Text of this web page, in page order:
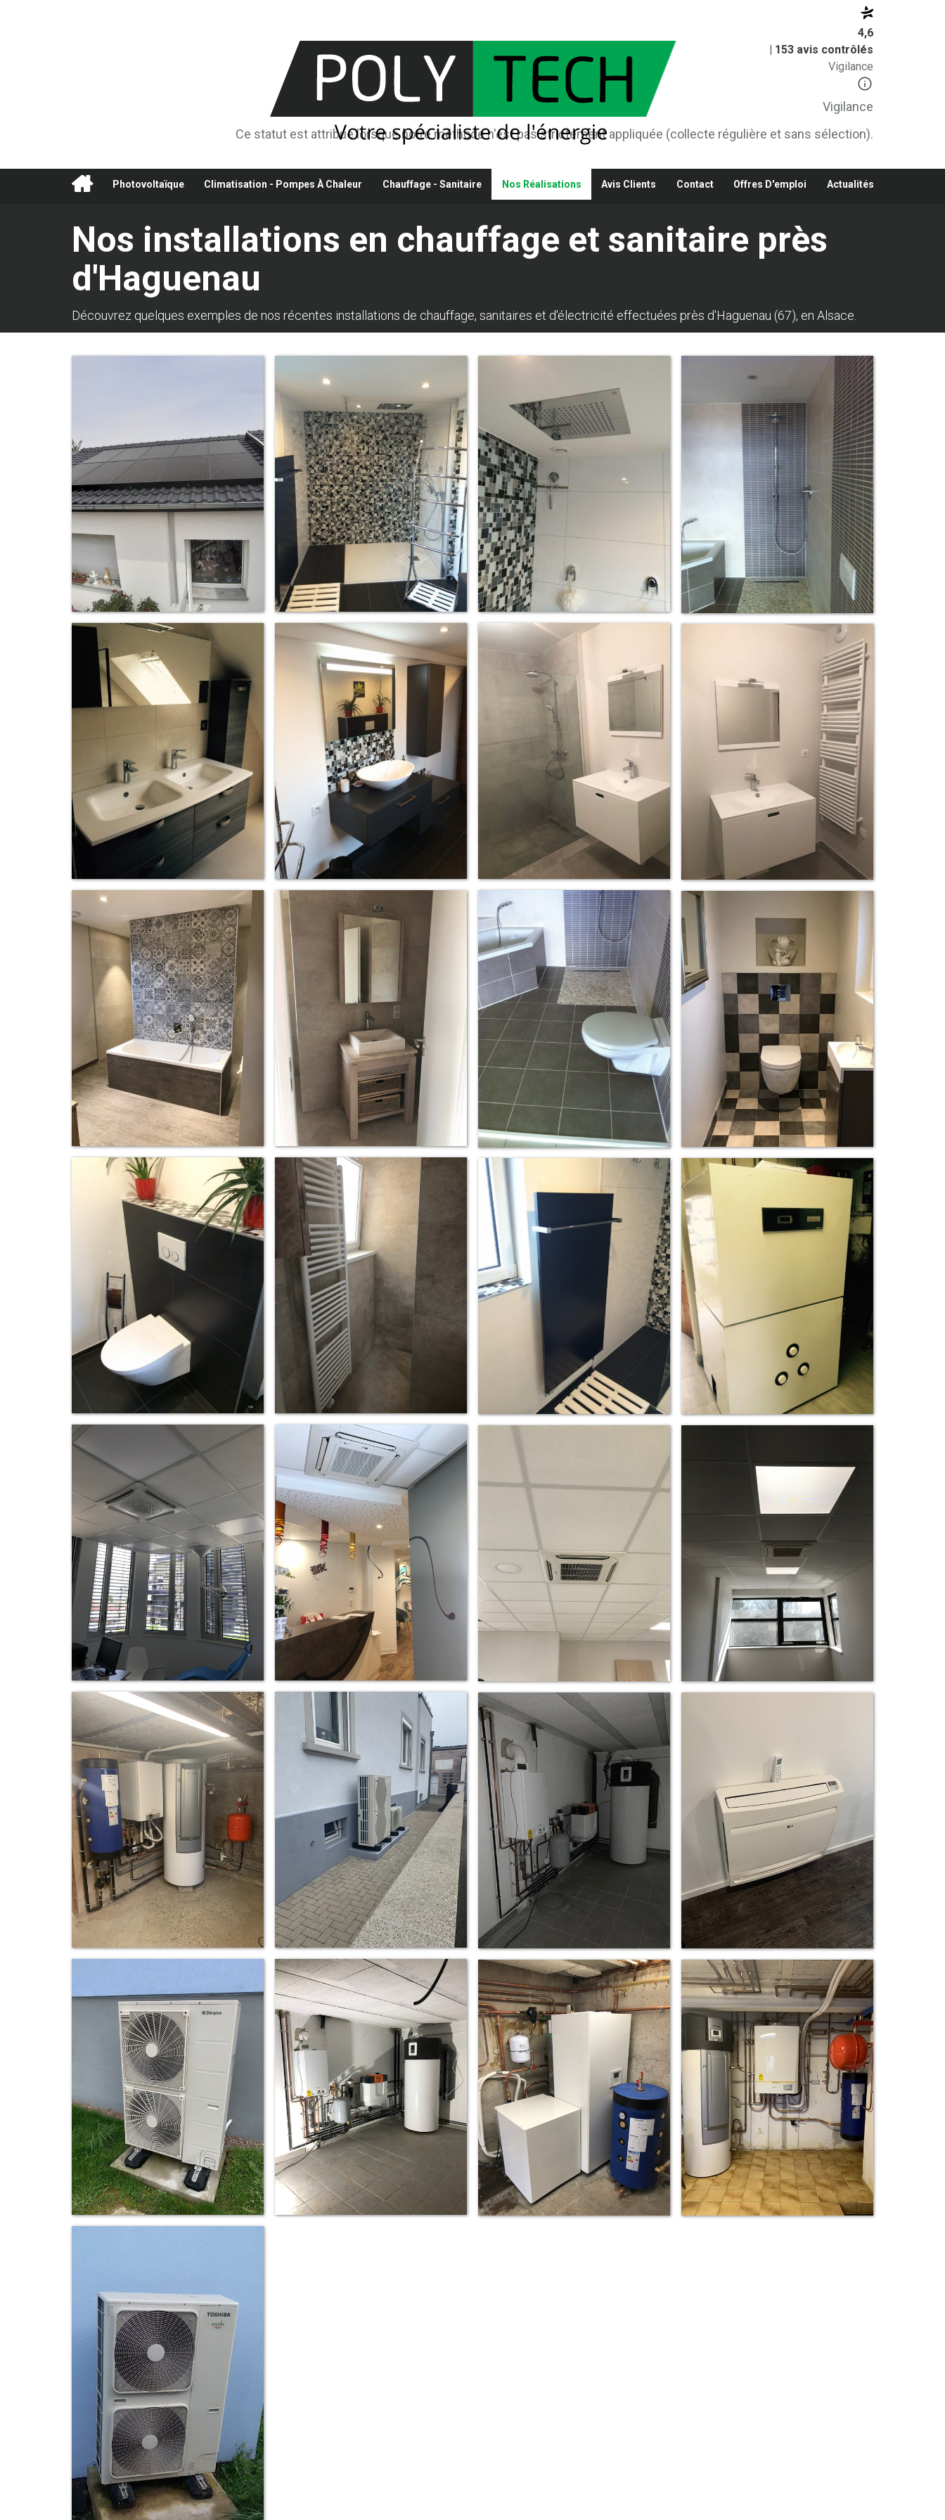
4,6
| 153 avis contrôlés
Vigilance
Vigilance
Ce statut est attribué lorsque notre méthode n'est pas strictement appliquée (collecte régulière et sans sélection).
Photovoltaïque Climatisation - Pompes À Chaleur Chauffage - Sanitaire Nos Réalisations Avis Clients Contact Offres D'emploi Actualités
Nos installations en chauffage et sanitaire près
d'Haguenau
Découvrez quelques exemples de nos récentes installations de chauffage, sanitaires et d'électricité effectuées près d'Haguenau (67), en Alsace.